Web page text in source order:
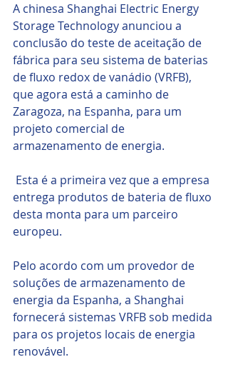
A chinesa Shanghai Electric Energy
Storage Technology anunciou a
conclusão do teste de aceitação de
fábrica para seu sistema de baterias
de fluxo redox de vanádio (VRFB),
que agora está a caminho de
Zaragoza, na Espanha, para um
projeto comercial de
armazenamento de energia.
entrega produtos de bateria de fluxo
desta monta para um parceiro
europeu.
Pelo acordo com um provedor de
soluções de armazenamento de
energia da Espanha, a Shanghai
fornecerá sistemas VRFB sob medida
para os projetos locais de energia
renovável.